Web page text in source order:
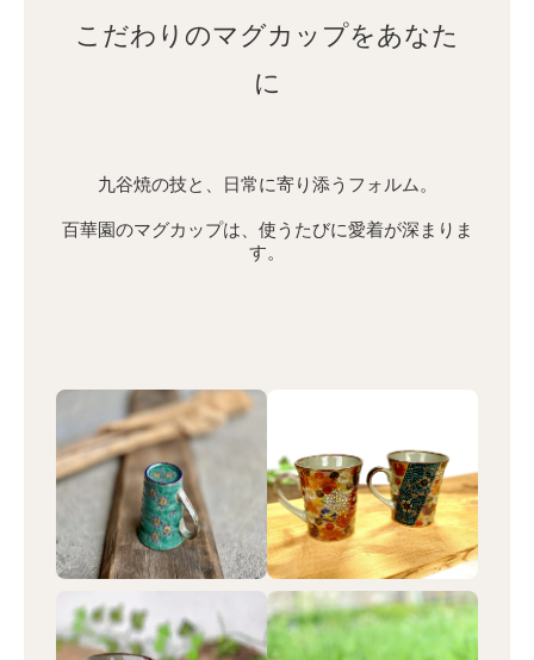
こだわりのマグカップをあなた
に
九谷焼の技と、日常に寄り添うフォルム。
百華園のマグカップは、使うたびに愛着が深まりま
す。